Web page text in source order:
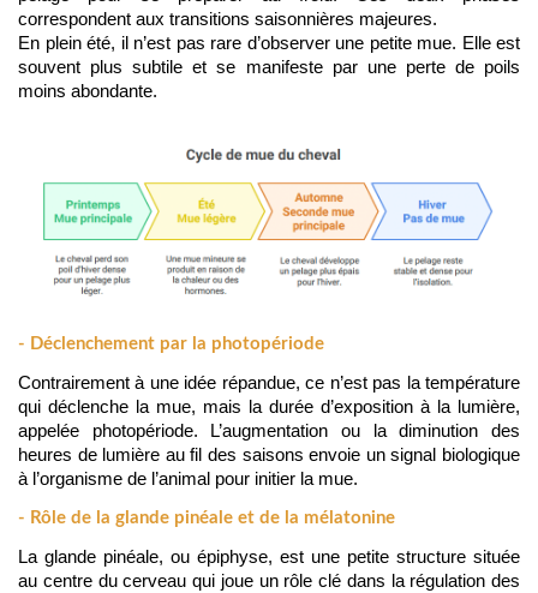
correspondent aux transitions saisonnières majeures.
En plein été, il n’est pas rare d’observer une petite mue. Elle est
souvent plus subtile et se manifeste par une perte de poils
moins abondante.
- Déclenchement par la photopériode
Contrairement à une idée répandue, ce n’est pas la température
qui déclenche la mue, mais la durée d’exposition à la lumière,
appelée photopériode. L’augmentation ou la diminution des
heures de lumière au fil des saisons envoie un signal biologique
à l’organisme de l’animal pour initier la mue.
- Rôle de la glande pinéale et de la mélatonine
La glande pinéale, ou épiphyse, est une petite structure située
au centre du cerveau qui joue un rôle clé dans la régulation des